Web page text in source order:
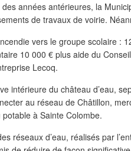
années antérieures, la
de travaux de voirie.
vers le groupe scolaire :
10 000 € plus aide du
Lecoq.
intérieure du château d’eau,
au réseau de Châtillon,
à Sainte Colombe.
réseaux d’eau, réalisés par